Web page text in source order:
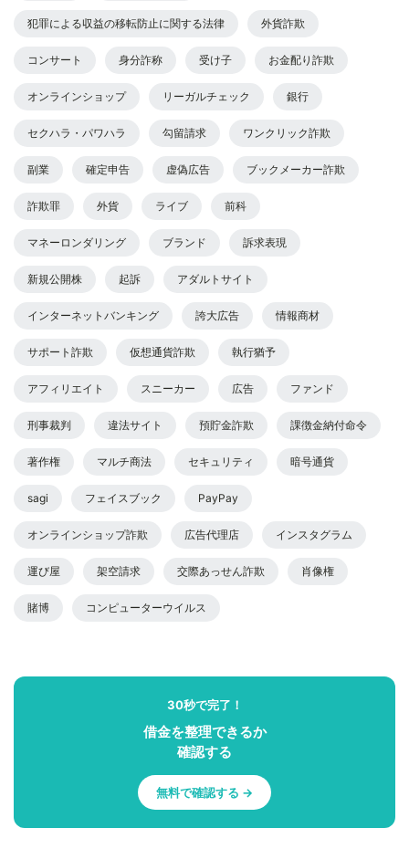
犯罪による収益の移転防止に関する法律 外貨詐欺
コンサート 身分詐称 受け子 お金配り詐欺
オンラインショップ リーガルチェック 銀行
セクハラ・パワハラ 勾留請求 ワンクリック詐欺
副業 確定申告 虚偽広告 ブックメーカー詐欺
詐欺罪 外貨 ライブ 前科
マネーロンダリング ブランド 訴求表現
新規公開株 起訴 アダルトサイト
インターネットバンキング 誇大広告 情報商材
サポート詐欺 仮想通貨詐欺 執行猶予
アフィリエイト スニーカー 広告 ファンド
刑事裁判 違法サイト 預貯金詐欺 課徴金納付命令
著作権 マルチ商法 セキュリティ 暗号通貨
sagi フェイスブック PayPay
オンラインショップ詐欺 広告代理店 インスタグラム
運び屋 架空請求 交際あっせん詐欺 肖像権
賭博 コンピューターウイルス
30秒で完了！
借金を整理できるか
確認する
無料で確認する →